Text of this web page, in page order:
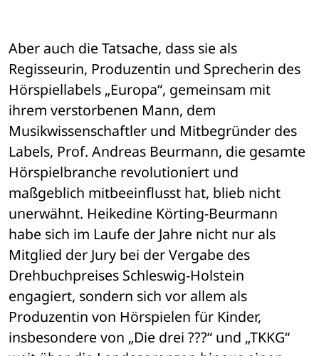
Aber auch die Tatsache, dass sie als
Regisseurin, Produzentin und Sprecherin des
Hörspiellabels „Europa“, gemeinsam mit
ihrem verstorbenen Mann, dem
Musikwissenschaftler und Mitbegründer des
Labels, Prof. Andreas Beurmann, die gesamte
Hörspielbranche revolutioniert und
maßgeblich mitbeeinflusst hat, blieb nicht
unerwähnt. Heikedine Körting-Beurmann
habe sich im Laufe der Jahre nicht nur als
Mitglied der Jury bei der Vergabe des
Drehbuchpreises Schleswig-Holstein
engagiert, sondern sich vor allem als
Produzentin von Hörspielen für Kinder,
insbesondere von „Die drei ???“ und „TKKG“